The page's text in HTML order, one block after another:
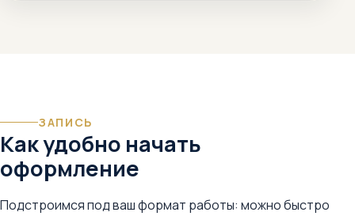
ЗАПИСЬ
Как удобно начать
оформление
Подстроимся под ваш формат работы: можно быстро